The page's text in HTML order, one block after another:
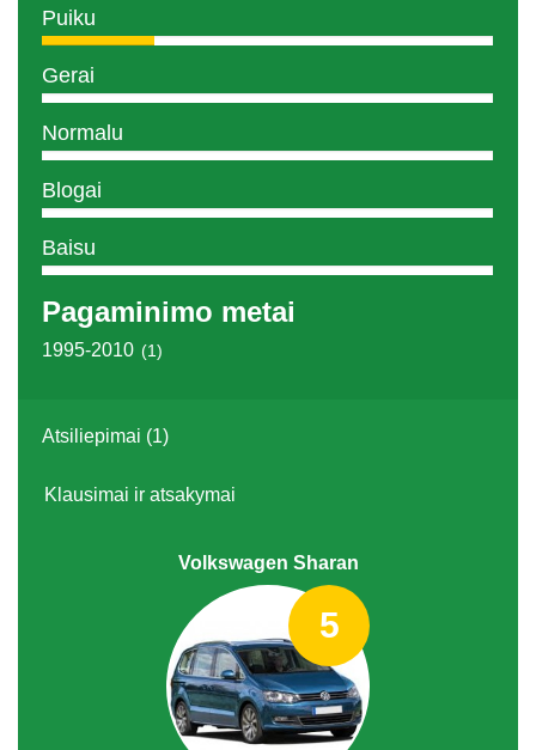
Puiku
Gerai
Normalu
Blogai
Baisu
Pagaminimo metai
1995-2010 (1)
Atsiliepimai (1)
Klausimai ir atsakymai
Volkswagen Sharan
5